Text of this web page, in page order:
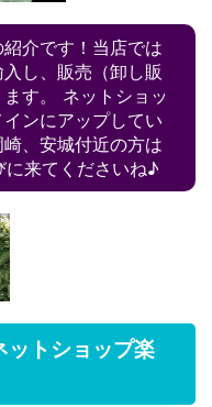
介です！当店では
し、販売（卸し販
す。 ネットショッ
ンにアップしてい
、安城付近の方は
に来てくださいね♪
ットショップ楽